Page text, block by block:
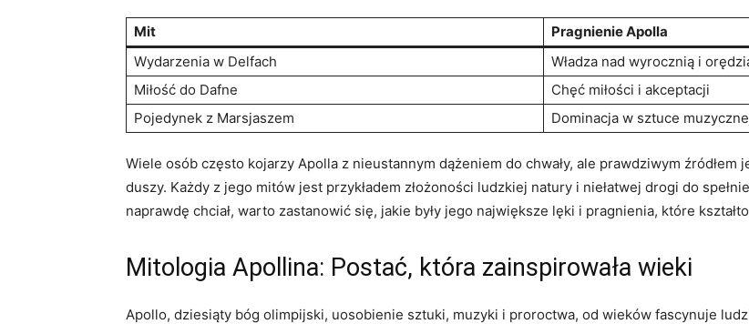
Mit
Pragnienie‍ Apolla
Wydarzenia w Delfach
Władza nad wyrocznią i
Miłość do Dafne
Chęć ‍miłości i akceptacji
Pojedynek ⁢z⁣ Marsjaszem
Dominacja ​w sztuce
Wiele‍ osób często kojarzy Apolla ‌z nieustannym dążeniem do chwały, ale prawdziwym źródłem
duszy.​ Każdy⁣ z jego mitów jest przykładem złożoności ludzkiej natury ‌i​ niełatwej drogi⁣ do
⁢naprawdę chciał, warto ‌zastanowić⁢ się,​ jakie były ​jego największe lęki⁣ i‌ pragnienia, ‌które
Mitologia Apollina: Postać, która zainspirowała wieki
Apollo, ⁤dziesiąty‌ bóg⁤ olimpijski,⁣ uosobienie‌ sztuki, muzyki ⁤i ⁣proroctwa, od​ wieków fascynuje